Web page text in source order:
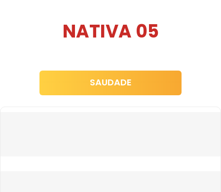
NATIVA 05
SAUDADE